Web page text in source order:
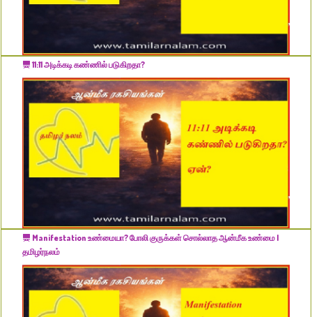
11:11 அடிக்கடி கண்ணில் படுகிறதா?
Manifestation உண்மையா? போலி குருக்கள் சொல்லாத ஆன்மீக உண்மை |
தமிழர்நலம்